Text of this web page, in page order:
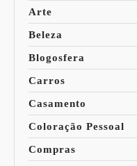
Arte
Beleza
Blogosfera
Carros
Casamento
Coloração Pessoal
Compras